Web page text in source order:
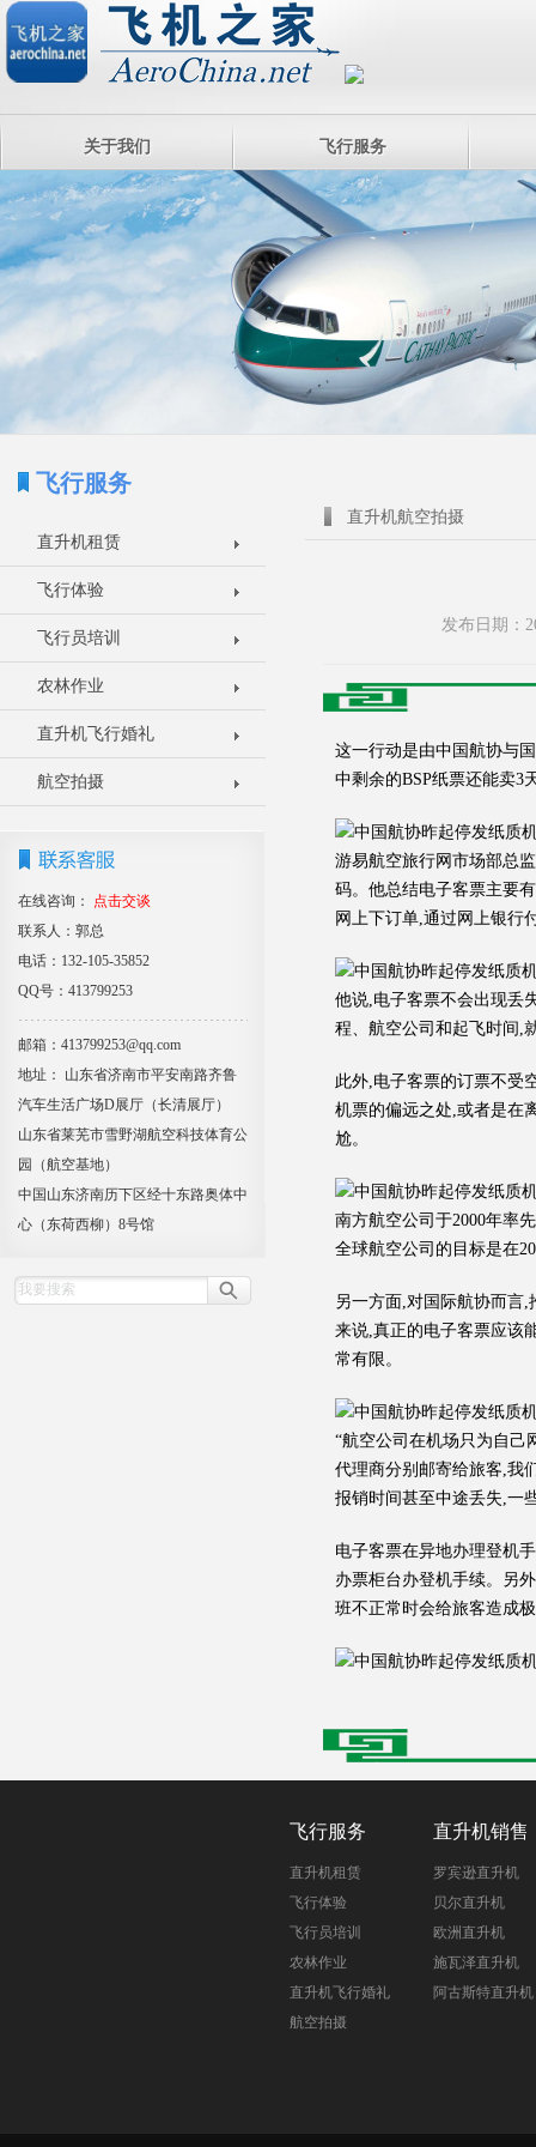
关于我们 飞行服务
飞行服务
直升机租赁
飞行体验
飞行员培训
农林作业
直升机飞行婚礼
航空拍摄
在线咨询：
点击交谈
联系人：郭总
电话：132-105-35852
QQ号：413799253
邮箱：413799253@qq.com
地址： 山东省济南市平安南路齐鲁
汽车生活广场D展厅（长清展厅）
山东省莱芜市雪野湖航空科技体育公
园（航空基地）
中国山东济南历下区经十东路奥体中
心（东荷西柳）8号馆
直升机航空拍摄
发布日期：
这一行动是由中国航协与
中剩余的BSP纸票还能卖3
游易航空旅行网市场部总
码。他总结电子客票主要
网上下订单,通过网上银行
他说,电子客票不会出现丢
程、航空公司和起飞时间,
此外,电子客票的订票不受
机票的偏远之处,或者是在
尬。
南方航空公司于2000年率
全球航空公司的目标是在
另一方面,对国际航协而言
来说,真正的电子客票应该
常有限。
“航空公司在机场只为自己
代理商分别邮寄给旅客,我
报销时间甚至中途丢失,一
电子客票在异地办理登机
办票柜台办登机手续。另
班不正常时会给旅客造成
飞行服务
直升机租赁
飞行体验
飞行员培训
农林作业
直升机飞行婚礼
航空拍摄
直升机销售
罗宾逊直升机
贝尔直升机
欧洲直升机
施瓦泽直升机
阿古斯特直升机